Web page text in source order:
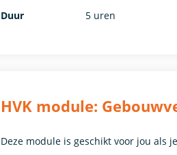
Duur
5 uren
HVK module:
Deze module is geschikt voor jou als